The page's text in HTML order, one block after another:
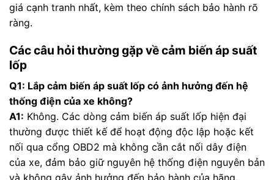
giá cạnh tranh nhất, kèm theo chính sách bảo hành rõ
ràng.
Các câu hỏi thường gặp về cảm biến áp suất
lốp
Q1: Lắp cảm biến áp suất lốp có ảnh hưởng đến hệ
thống điện của xe không?
A1: Không. Các dòng cảm biến áp suất lốp hiện đại
thường được thiết kế để hoạt động độc lập hoặc kết
nối qua cổng OBD2 mà không cần cắt nối dây điện
của xe, đảm bảo giữ nguyên hệ thống điện nguyên bản